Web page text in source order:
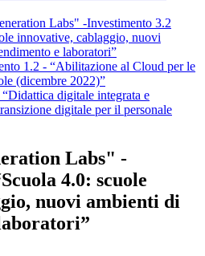
Labs" -Investimento 3.2
innovative, cablaggio, nuovi
e laboratori”
1.2 - “Abilitazione al Cloud per le
(dicembre 2022)”
digitale integrata e
digitale per il personale
Labs" -
4.0: scuole
nuovi ambienti di